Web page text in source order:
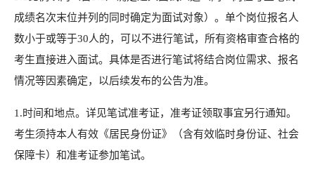
成绩名次末位并列的同时确定为面试对象）。单个岗位报名人
数小于或等于30人的，可以不进行笔试，所有资格审查合格的
考生直接进入面试。具体是否进行笔试将结合岗位需求、报名
情况等因素确定，以后续发布的公告为准。
1.时间和地点。详见笔试准考证，准考证领取事宜另行通知。
考生须持本人有效《居民身份证》（含有效临时身份证、社会
保障卡）和准考证参加笔试。